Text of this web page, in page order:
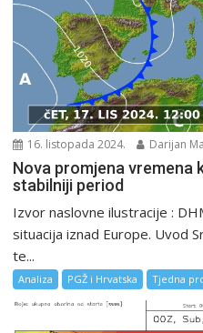
16. listopada 2024. Darijan
Nova promjena vremena
stabilniji period
Izvor naslovne ilustracije :
situacija iznad Europe. Uvod
te...
Analiza PGŽ i Hrvatska Tjedna